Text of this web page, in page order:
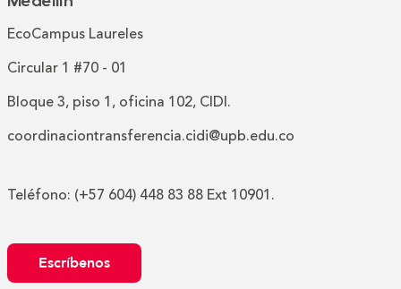
EcoCampus Laureles
Circular 1 #70 - 01
Bloque 3, piso 1, oficina 102, CIDI.
coordinaciontransferencia.cidi@upb.edu.co
Teléfono: (+57 604) 448 83 88 Ext 10901.
Escríbenos